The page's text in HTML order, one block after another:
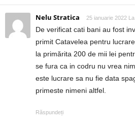
Nelu Stratica 25 ianuarie 2022 La
De verificat cati bani au fost
primit Catavelea pentru
la primărita 200 de mii lei
se fura ca in codru nu vrea
este lucrare sa nu fie data
primeste nimeni altfel.
Răspundeți